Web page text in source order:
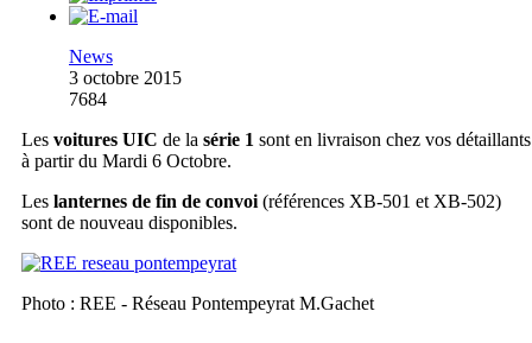
News
3 octobre 2015
7684
Les voitures UIC de la série 1 sont en livraison chez vos détaillants
à partir du Mardi 6 Octobre.
Les lanternes de fin de convoi (références XB-501 et XB-502)
sont de nouveau disponibles.
Photo : REE - Réseau Pontempeyrat M.Gachet